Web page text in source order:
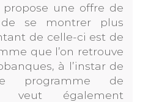
une offre de
se montrer plus
de celle-ci est de
que l’on retrouve
à l’instar de
programme de
veut également